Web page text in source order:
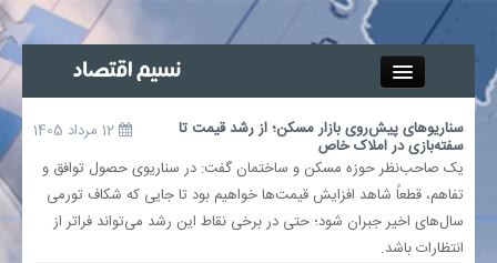
جذب خبرنگار
آگهی استخدام
سناریوهای پیش‌روی بازار مسکن؛ از رشد قیمت تا
سفته‌بازی در املاک خاص
یک صاحب‌نظر حوزه مسکن و ساختمان گفت: در سناریوی حصول توافق و
تفاهم، قطعاً شاهد افزایش قیمت‌ها خواهیم بود تا جایی که شکاف تورمی
سال‌های اخیر جبران شود؛ حتی در برخی نقاط این رشد می‌تواند فراتر از
انتظارات باشد.